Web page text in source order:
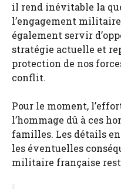
il rend inévitable la
l’engagement
également servir
stratégie actuelle et
protection de nos
conflit.
Pour le moment,
l’hommage dû à ces
familles. Les détails
les éventuelles
militaire française